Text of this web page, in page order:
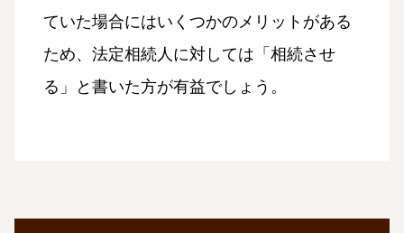
ていた場合にはいくつかのメリットがある
ため、法定相続人に対しては「相続させ
る」と書いた方が有益でしょう。